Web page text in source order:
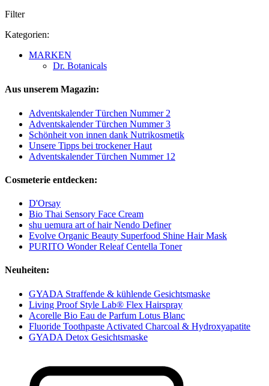
Filter
Kategorien:
MARKEN
Dr. Botanicals
Aus unserem Magazin:
Adventskalender Türchen Nummer 2
Adventskalender Türchen Nummer 3
Schönheit von innen dank Nutrikosmetik
Unsere Tipps bei trockener Haut
Adventskalender Türchen Nummer 12
Cosmeterie entdecken:
D'Orsay
Bio Thai Sensory Face Cream
shu uemura art of hair Nendo Definer
Evolve Organic Beauty Superfood Shine Hair Mask
PURITO Wonder Releaf Centella Toner
Neuheiten:
GYADA Straffende & kühlende Gesichtsmaske
Living Proof Style Lab® Flex Hairspray
Acorelle Bio Eau de Parfum Lotus Blanc
Fluoride Toothpaste Activated Charcoal & Hydroxyapatite
GYADA Detox Gesichtsmaske